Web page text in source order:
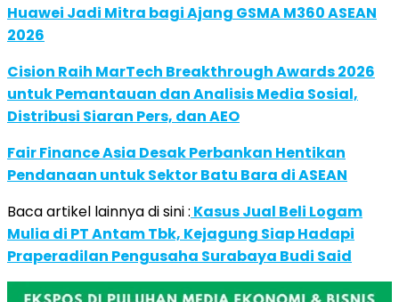
Huawei Jadi Mitra bagi Ajang GSMA M360 ASEAN
2026
Cision Raih MarTech Breakthrough Awards 2026
untuk Pemantauan dan Analisis Media Sosial,
Distribusi Siaran Pers, dan AEO
Fair Finance Asia Desak Perbankan Hentikan
Pendanaan untuk Sektor Batu Bara di ASEAN
Baca artikel lainnya di sini : Kasus Jual Beli Logam
Mulia di PT Antam Tbk, Kejagung Siap Hadapi
Praperadilan Pengusaha Surabaya Budi Said